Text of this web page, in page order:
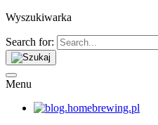
Wyszukiwarka
Search for:
Menu